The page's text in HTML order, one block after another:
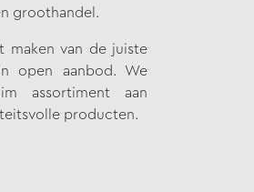
groothandel.
maken van de juiste
open aanbod. We
assortiment aan
producten.